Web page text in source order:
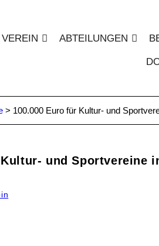
VEREIN ABTEILUNGEN
> 100.000 Euro für Kultur- und
und Sportvereine